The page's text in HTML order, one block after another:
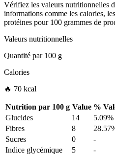
Vérifiez les valeurs nutritionnelles
informations comme les calories,
protéines pour 100 grammes de
Valeurs nutritionnelles
Quantité par100 g
Calories
🔥 70 kcal
Nutrition par 100 g Value %
Glucides
14
5.09%
Fibres
8
Sucres
0
-
Indice glycémique
5
-